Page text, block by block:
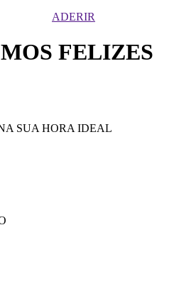
ADERIR
FELIZES
SUA HORA IDEAL